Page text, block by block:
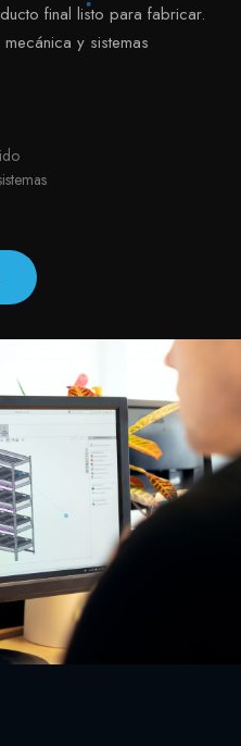
final listo para fabricar.
y sistemas